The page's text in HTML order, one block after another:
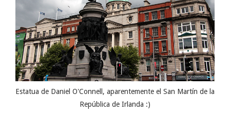
Estatua de Daniel O'Connell, aparentemente el San Martín de la
República de Irlanda :)